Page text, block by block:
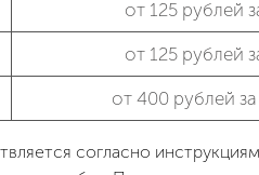
от 125 рублей
от 125 рублей
от 400 рублей
согласно